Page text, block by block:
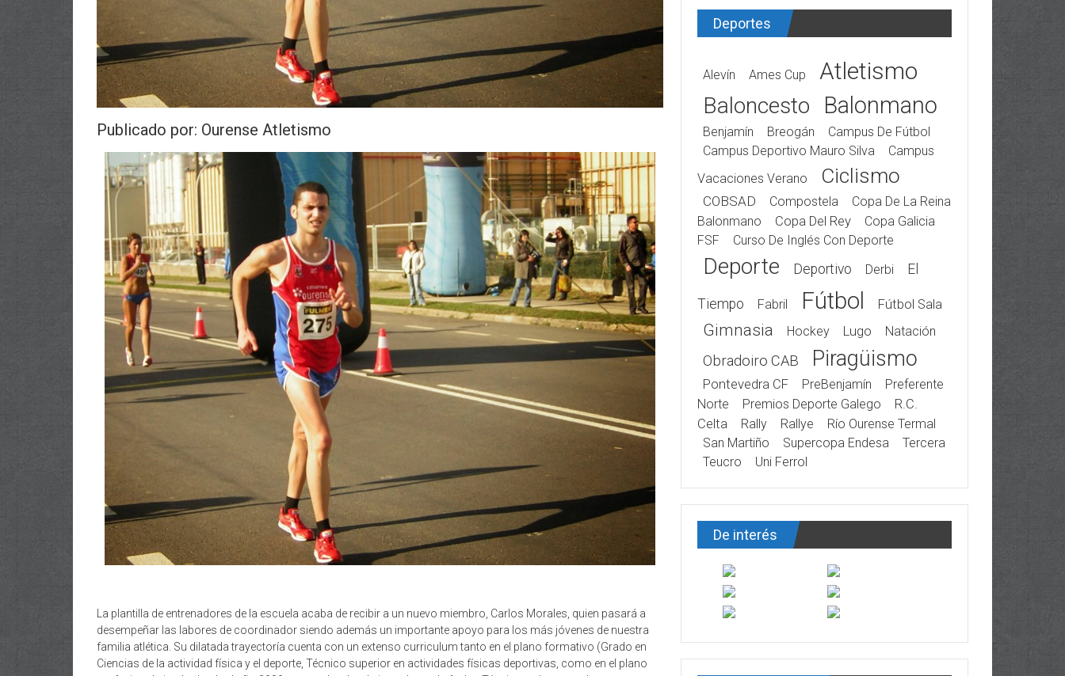
Publicado por: Ourense Atletismo
La plantilla de entrenadores de la escuela acaba de recibir a un nuevo miembro, Carlos Morales, quien pasará a
desempeñar las labores de coordinador siendo además un importante apoyo para los más jóvenes de nuestra
familia atlética. Su dilatada trayectoría cuenta con un extenso curriculum tanto en el plano formativo (Grado en
Ciencias de la actividad física y el deporte, Técnico superior en actividades físicas deportivas, como en el plano
Deportes
Alevín Ames Cup Atletismo
Baloncesto Balonmano
Benjamín Breogán
Campus De Fútbol
Campus Deportivo Mauro Silva
Campus
Vacaciones Verano
Ciclismo
COBSAD Compostela
Copa De La Reina
Balonmano
Copa Del Rey
Copa Galicia
FSF
Curso De Inglés Con Deporte
Deporte Deportivo Derbi El
Tiempo Fabril Fútbol Fútbol Sala
Gimnasia Hockey Lugo Natación
Obradoiro CAB Piragüismo
Pontevedra CF PreBenjamín
Preferente
Norte
Premios Deporte Galego
R.C.
Celta
Rally Rallye
Río Ourense Termal
San Martiño
Supercopa Endesa
Tercera
Teucro
Uni Ferrol
De interés